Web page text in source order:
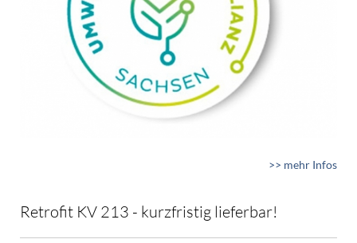
>> mehr Infos
Retrofit KV 213 - kurzfristig lieferbar!